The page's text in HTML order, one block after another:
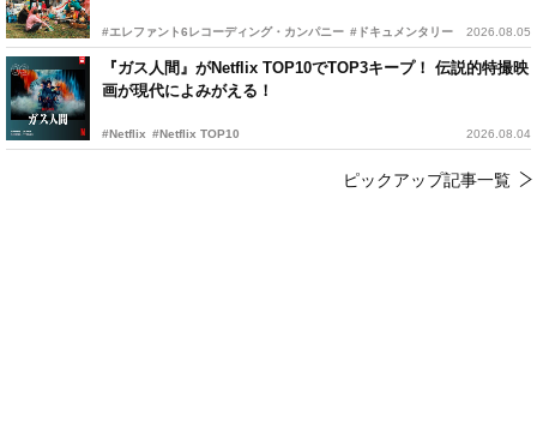
#エレファント6レコーディング・カンパニー #ドキュメンタリー 2026.08.05
『ガス人間』がNetflix TOP10でTOP3キープ！ 伝説的特撮映
画が現代によみがえる！
#Netflix #Netflix TOP10 2026.08.04
ピックアップ記事一覧